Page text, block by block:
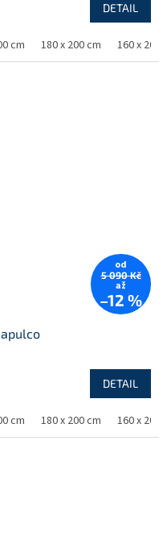
DETAIL
cm 180 x 200 cm 160 x 200
od
5 090 Kč
až
–12 %
DETAIL
cm 180 x 200 cm 160 x 200